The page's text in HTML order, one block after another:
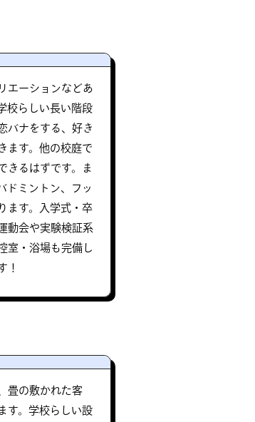
エーションなどあ
校らしい長い階段
バナをする、好き
ます。他の校庭で
きるはずです。ま
ドミントン、フッ
ます。入学式・卒
動会や実験検証系
室・浴場も完備し
！
畳の敷かれた客
す。学校らしい設